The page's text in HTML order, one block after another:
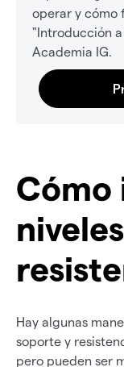
operar y cómo
"Introducción
Academia IG.
Cómo
Hay algunas
soporte y
pero pueden ser